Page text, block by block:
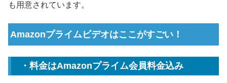
も用意されています。
Amazonプライムビデオはここがすごい！
・料金はAmazonプライム会員料金込み